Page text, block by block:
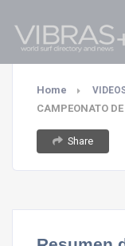
Home
CAMPEONATO
Share